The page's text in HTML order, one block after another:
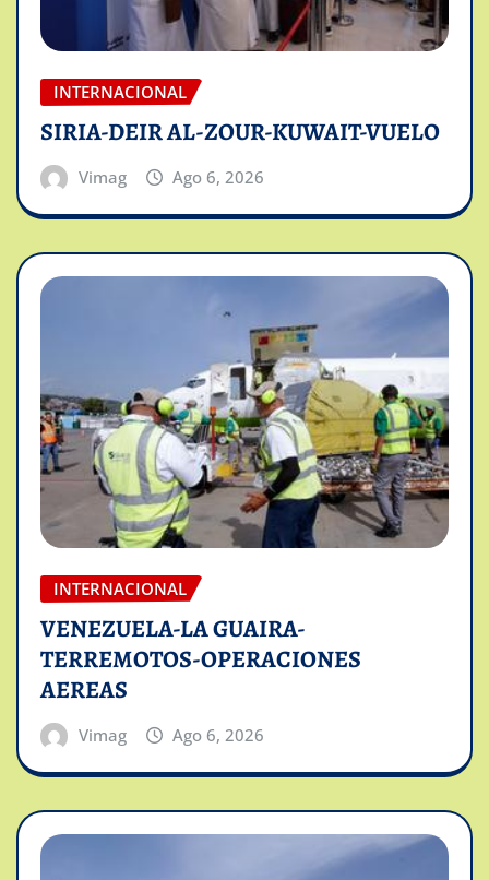
INTERNACIONAL
SIRIA-DEIR AL-ZOUR-KUWAIT-VUELO
Vimag Ago 6, 2026
INTERNACIONAL
VENEZUELA-LA GUAIRA-
TERREMOTOS-OPERACIONES
AEREAS
Vimag Ago 6, 2026